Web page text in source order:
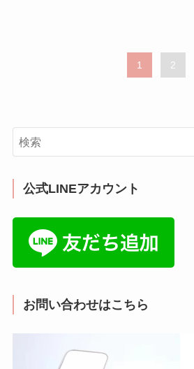
1 2
公式LINEアカウント
お問い合わせはこちら